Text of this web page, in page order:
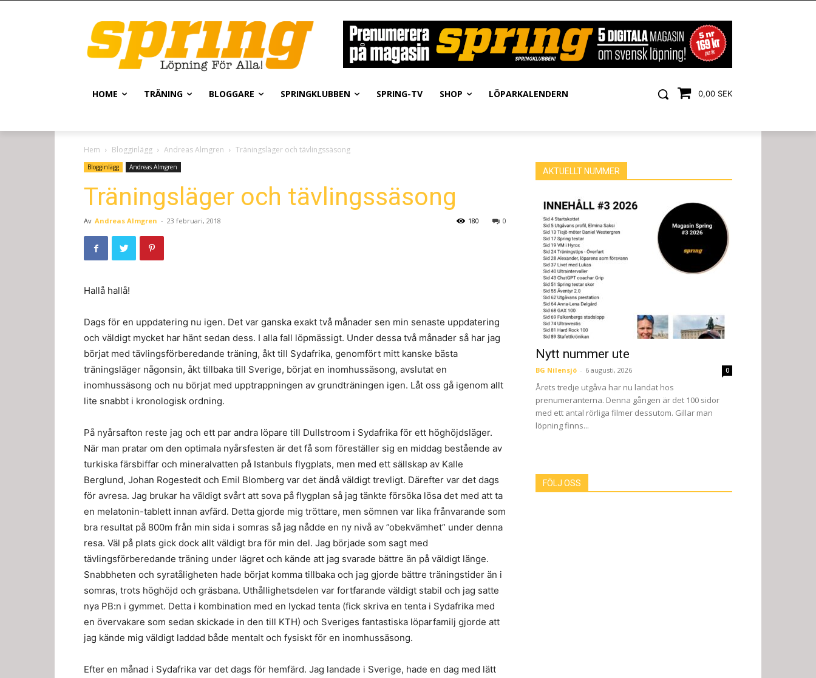
0,00 SEK
HOME TRÄNING BLOGGARE SPRINGKLUBBEN SPRING-TV SHOP LÖPARKALENDERN
Hem Blogginlägg Andreas Almgren Träningsläger och tävlingssäsong
Blogginlägg Andreas Almgren
Träningsläger och tävlingssäsong
Av Andreas Almgren - 23 februari, 2018 0
180
Hallå hallå!
Dags för en uppdatering nu igen. Det var ganska exakt två månader sen min senaste uppdatering
och väldigt mycket har hänt sedan dess. I alla fall löpmässigt. Under dessa två månader så har jag
börjat med tävlingsförberedande träning, åkt till Sydafrika, genomfört mitt kanske bästa
träningsläger någonsin, åkt tillbaka till Sverige, börjat en inomhussäsong, avslutat en
inomhussäsong och nu börjat med upptrappningen av grundträningen igen. Låt oss gå igenom allt
lite snabbt i kronologisk ordning.
På nyårsafton reste jag och ett par andra löpare till Dullstroom i Sydafrika för ett höghöjdsläger.
När man pratar om den optimala nyårsfesten är det få som föreställer sig en middag bestående av
turkiska färsbiffar och mineralvatten på Istanbuls flygplats, men med ett sällskap av Kalle
Berglund, Johan Rogestedt och Emil Blomberg var det ändå väldigt trevligt. Därefter var det dags
för avresa. Jag brukar ha väldigt svårt att sova på flygplan så jag tänkte försöka lösa det med att ta
en melatonin-tablett innan avfärd. Detta gjorde mig tröttare, men sömnen var lika frånvarande som
bra resultat på 800m från min sida i somras så jag nådde en ny nivå av ”obekvämhet” under denna
resa. Väl på plats gick dock allt väldigt bra för min del. Jag började som sagt med
tävlingsförberedande träning under lägret och kände att jag svarade bättre än på väldigt länge.
Snabbheten och syratåligheten hade börjat komma tillbaka och jag gjorde bättre träningstider än i
somras, trots höghöjd och gräsbana. Uthållighetsdelen var fortfarande väldigt stabil och jag satte
nya PB:n i gymmet. Detta i kombination med en lyckad tenta (fick skriva en tenta i Sydafrika med
en övervakare som sedan skickade in den till KTH) och Sveriges fantastiska löparfamilj gjorde att
jag kände mig väldigt laddad både mentalt och fysiskt för en inomhussäsong.
Efter en månad i Sydafrika var det dags för hemfärd. Jag landade i Sverige, hade en dag med lätt
AKTUELLT NUMMER
Nytt nummer ute
BG Nilensjö - 6 augusti, 2026 0
Årets tredje utgåva har nu landat hos
prenumeranterna. Denna gången är det 100 sidor
med ett antal rörliga filmer dessutom. Gillar man
löpning finns...
FÖLJ OSS